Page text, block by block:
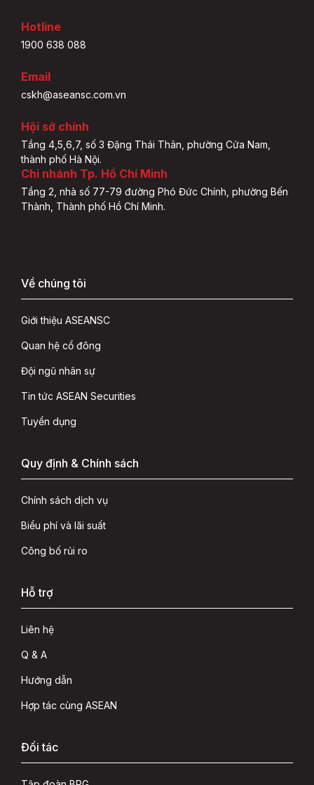
Hotline
1900 638 088
Email
cskh@aseansc.com.vn
Hội sở chính
Tầng 4,5,6,7, số 3 Đặng Thái Thân, phường Cửa Nam,
thành phố Hà Nội.
Chi nhánh Tp. Hồ Chí Minh
Tầng 2, nhà số 77-79 đường Phó Đức Chính, phường Bến
Thành, Thành phố Hồ Chí Minh.
Về chúng tôi
Giới thiệu ASEANSC
Quan hệ cổ đông
Đội ngũ nhân sự
Tin tức ASEAN Securities
Tuyển dụng
Quy định & Chính sách
Chính sách dịch vụ
Biểu phí và lãi suất
Công bố rủi ro
Hỗ trợ
Liên hệ
Q & A
Hướng dẫn
Hợp tác cùng ASEAN
Đối tác